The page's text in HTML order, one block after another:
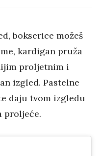
bokserice možeš
kardigan pruža
proljetnim i
izgled. Pastelne
daju tvom izgledu
proljeće.